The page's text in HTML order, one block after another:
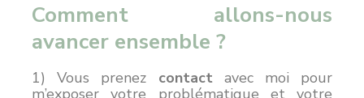
Comment allons-nous
avancer ensemble ?
1) Vous prenez contactavec moi pour